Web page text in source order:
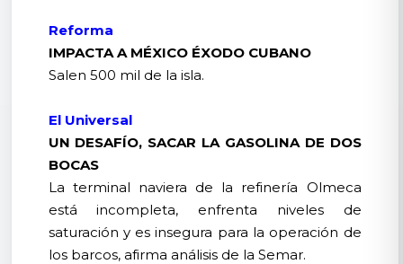
Reforma
IMPACTA A MÉXICO ÉXODO CUBANO
Salen 500 mil de la isla.
El Universal
UN DESAFÍO, SACAR LA GASOLINA DE DOS
BOCAS
La terminal naviera de la refinería Olmeca
está incompleta, enfrenta niveles de
saturación y es insegura para la operación de
los barcos, afirma análisis de la Semar.